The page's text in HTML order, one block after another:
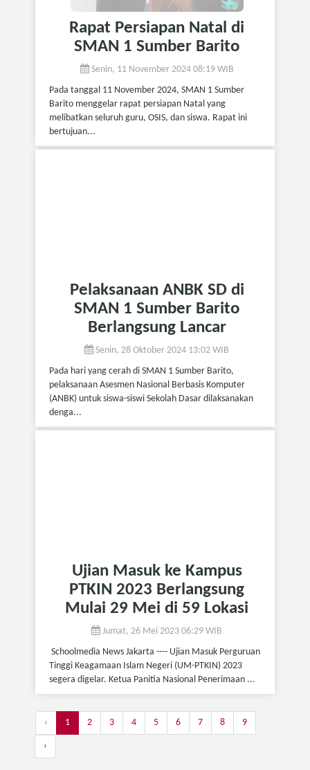
Rapat Persiapan Natal di
SMAN 1 Sumber Barito
Senin, 11 November 2024 08:19 WIB
Pada tanggal 11 November 2024, SMAN 1 Sumber
Barito menggelar rapat persiapan Natal yang
melibatkan seluruh guru, OSIS, dan siswa. Rapat ini
bertujuan...
Pelaksanaan ANBK SD di
SMAN 1 Sumber Barito
Berlangsung Lancar
Senin, 28 Oktober 2024 13:02 WIB
Pada hari yang cerah di SMAN 1 Sumber Barito,
pelaksanaan Asesmen Nasional Berbasis Komputer
(ANBK) untuk siswa-siswi Sekolah Dasar dilaksanakan
denga...
Ujian Masuk ke Kampus
PTKIN 2023 Berlangsung
Mulai 29 Mei di 59 Lokasi
Jumat, 26 Mei 2023 06:29 WIB
Schoolmedia News Jakarta ---- Ujian Masuk Perguruan
Tinggi Keagamaan Islam Negeri (UM-PTKIN) 2023
segera digelar. Ketua Panitia Nasional Penerimaan ...
‹ 1 2 3 4 5 6 7 8 9
›